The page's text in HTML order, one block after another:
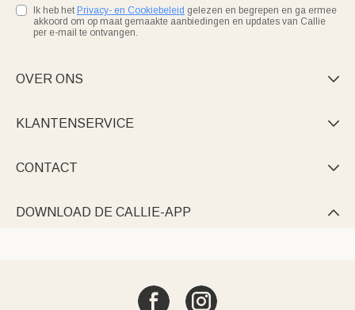
Ik heb het Privacy- en Cookiebeleid gelezen en begrepen en ga ermee
akkoord om op maat gemaakte aanbiedingen en updates van Callie
per e-mail te ontvangen.
OVER ONS 
KLANTENSERVICE 
CONTACT 
DOWNLOAD DE CALLIE-APP 